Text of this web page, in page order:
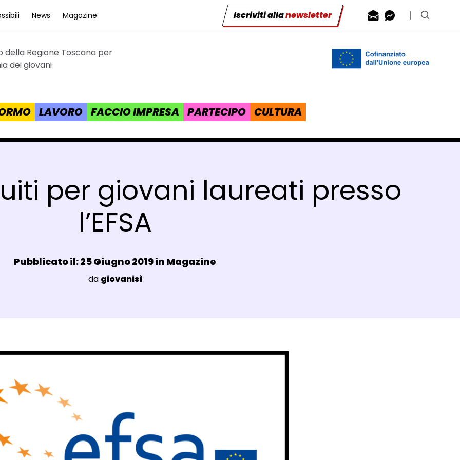
News Magazine Iscriviti allanewsletter Contattaci via
Contattaci
Cerca
della Regione Toscana per
dei giovani
LAVORO FACCIO IMPRESA PARTECIPO CULTURA
per giovani laureati presso
l’EFSA
Data e ora:
Pubblicato il: 25 Giugno 2019 in Magazine
Luogo:
da giovanisì
Post Magazine